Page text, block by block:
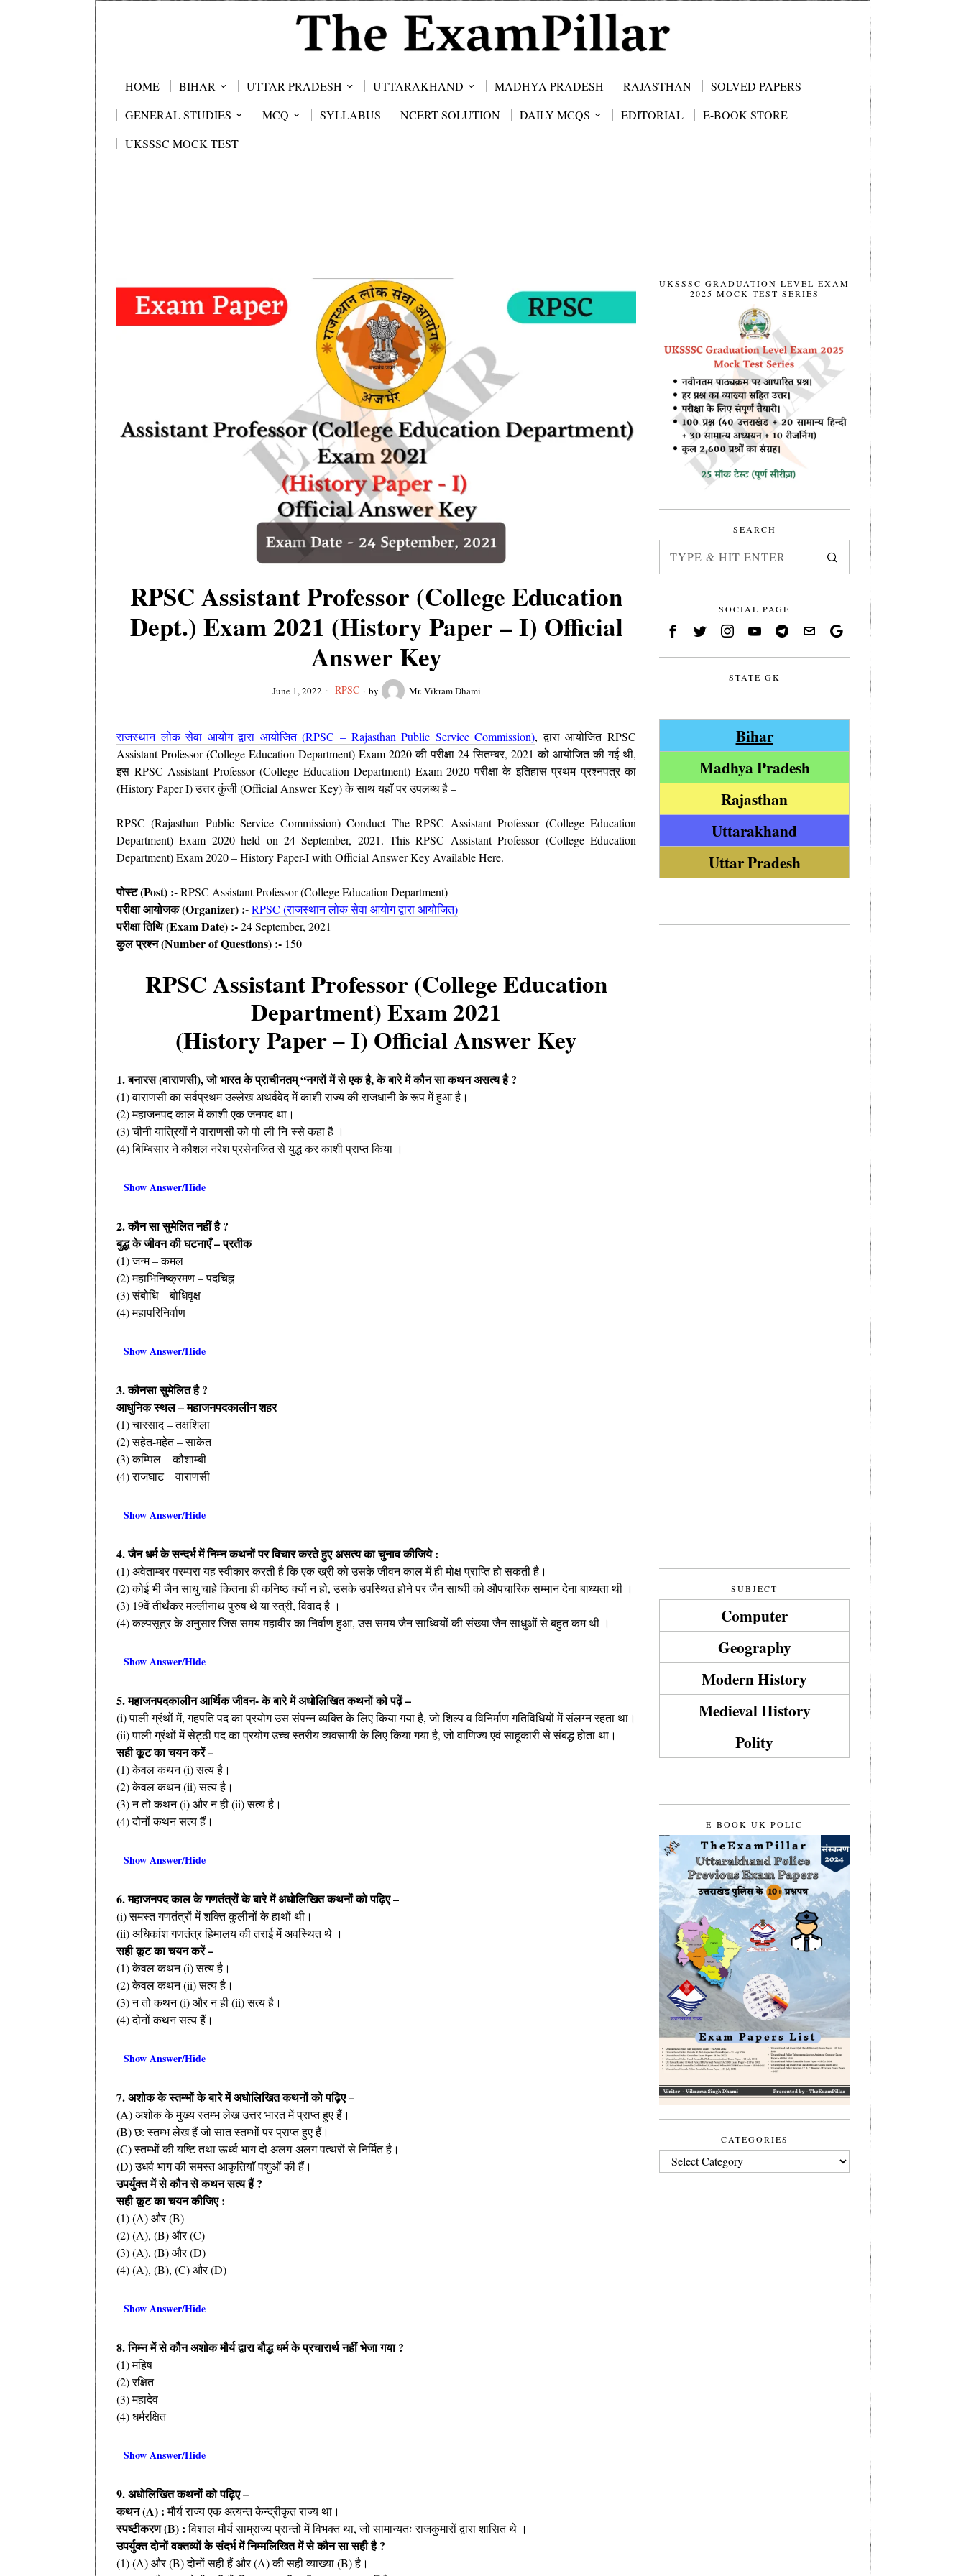
HOME BIHAR UTTAR PRADESH UTTARAKHAND MADHYA PRADESH RAJASTHAN
SOLVED PAPERS
GENERAL STUDIES
MCQ SYLLABUS NCERT SOLUTION DAILY MCQS EDITORIAL
E-BOOK STORE
UKSSSC MOCK TEST
RPSC Assistant Professor (College Education
Dept.) Exam 2021 (History Paper – I) Official
Answer Key
June 1, 2022 RPSC by Mr. Vikram Dhami
राजस्थान लोक सेवा आयोग द्वारा आयोजित (RPSC – Rajasthan Public Service Commission), द्वारा आयोजित RPSC
Assistant Professor (College Education Department) Exam 2020 की परीक्षा 24 सितम्बर, 2021 को आयोजित की गई थी,
इस RPSC Assistant Professor (College Education Department) Exam 2020 परीक्षा के इतिहास प्रथम प्रश्नपत्र का
(History Paper I) उत्तर कुंजी (Official Answer Key) के साथ यहाँ पर उपलब्ध है –
RPSC (Rajasthan Public Service Commission) Conduct The RPSC Assistant Professor (College Education
Department) Exam 2020 held on 24 September, 2021. This RPSC Assistant Professor (College Education
Department) Exam 2020 – History Paper-I with Official Answer Key Available Here.
पोस्ट (Post) :-RPSC Assistant Professor (College Education Department)
परीक्षा आयोजक (Organizer) :-RPSC (राजस्थान लोक सेवा आयोग द्वारा आयोजित)
परीक्षा तिथि (Exam Date) :-24 September, 2021
कुल प्रश्न (Number of Questions) :- 150
RPSC Assistant Professor (College Education
Department) Exam 2021
(History Paper – I) Official Answer Key
1. बनारस (वाराणसी), जो भारत के प्राचीनतम्‌ “नगरों में से एक है, के बारे में कौन सा कथन असत्य है ?
(1) वाराणसी का सर्वप्रथम उल्लेख अथर्ववेद में काशी राज्य की राजधानी के रूप में हुआ है।
(2) महाजनपद काल में काशी एक जनपद था।
(3) चीनी यात्रियों ने वाराणसी को पो-ली-नि-स्से कहा है ।
(4) बिम्बिसार ने कौशल नरेश प्रसेनजित से युद्ध कर काशी प्राप्त किया ।
Show Answer/Hide
2. कौन सा सुमेलित नहीं है ?
बुद्ध के जीवन की घटनाएँ – प्रतीक
(1) जन्म – कमल
(2) महाभिनिष्क्रमण – पदचिह्न
(3) संबोधि – बोधिवृक्ष
(4) महापरिनिर्वाण
Show Answer/Hide
3. कौनसा सुमेलित है ?
आधुनिक स्थल – महाजनपदकालीन शहर
(1) चारसाद – तक्षशिला
(2) सहेत-महेत – साकेत
(3) कम्पिल – कौशाम्बी
(4) राजघाट – वाराणसी
Show Answer/Hide
4. जैन धर्म के सन्दर्भ में निम्न कथनों पर विचार करते हुए असत्य का चुनाव कीजिये :
(1) अवेताम्बर परम्परा यह स्वीकार करती है कि एक ख्री को उसके जीवन काल में ही मोक्ष प्राप्ति हो सकती है।
(2) कोई भी जैन साधु चाहे कितना ही कनिष्ठ क्यों न हो, उसके उपस्थित होने पर जैन साध्वी को औपचारिक सम्मान देना बाध्यता थी ।
(3) 19वें तीर्थंकर मल्लीनाथ पुरुष थे या स्त्री, विवाद है ।
(4) कल्पसूत्र के अनुसार जिस समय महावीर का निर्वाण हुआ, उस समय जैन साध्वियों की संख्या जैन साधुओं से बहुत कम थी ।
Show Answer/Hide
5. महाजनपदकालीन आर्थिक जीवन- के बारे में अधोलिखित कथनों को पढ़ें –
(i) पाली ग्रंथों में, गहपति पद का प्रयोग उस संपन्न व्यक्ति के लिए किया गया है, जो शिल्प व विनिर्माण गतिविधियों में संलग्न रहता था।
(ii) पाली ग्रंथों में सेट्ठी पद का प्रयोग उच्च स्तरीय व्यवसायी के लिए किया गया है, जो वाणिज्य एवं साहूकारी से संबद्ध होता था।
सही कूट का चयन करें –
(1) केवल कथन (i) सत्य है।
(2) केवल कथन (ii) सत्य है।
(3) न तो कथन (i) और न ही (ii) सत्य है।
(4) दोनों कथन सत्य हैं।
Show Answer/Hide
6. महाजनपद काल के गणतंत्रों के बारे में अधोलिखित कथनों को पढ़िए –
(i) समस्त गणतंत्रों में शक्ति कुलीनों के हाथों थी।
(ii) अधिकांश गणतंत्र हिमालय की तराई में अवस्थित थे ।
सही कूट का चयन करें –
(1) केवल कथन (i) सत्य है।
(2) केवल कथन (ii) सत्य है।
(3) न तो कथन (i) और न ही (ii) सत्य है।
(4) दोनों कथन सत्य हैं।
Show Answer/Hide
7. अशोक के स्तम्भों के बारे में अधोलिखित कथनों को पढ़िए –
(A) अशोक के मुख्य स्तम्भ लेख उत्तर भारत में प्राप्त हुए हैं।
(B) छ: स्तम्भ लेख हैं जो सात स्तम्भों पर प्राप्त हुए हैं।
(C) स्तम्भों की यष्टि तथा ऊर्ध्व भाग दो अलग-अलग पत्थरों से निर्मित है।
(D) उधर्व भाग की समस्त आकृतियाँ पशुओं की हैं।
उपर्युक्त में से कौन से कथन सत्य हैं ?
सही कूट का चयन कीजिए :
(1) (A) और (B)
(2) (A), (B) और (C)
(3) (A), (B) और (D)
(4) (A), (B), (C) और (D)
Show Answer/Hide
8. निम्न में से कौन अशोक मौर्य द्वारा बौद्ध धर्म के प्रचारार्थ नहीं भेजा गया ?
(1) महिष
(2) रक्षित
(3) महादेव
(4) धर्मरक्षित
Show Answer/Hide
9. अधोलिखित कथनों को पढ़िए –
कथन (A) :मौर्य राज्य एक अत्यन्त केन्द्रीकृत राज्य था।
स्पष्टीकरण (B) :विशाल मौर्य साम्राज्य प्रान्तों में विभक्त था, जो सामान्यतः राजकुमारों द्वारा शासित थे ।
उपर्युक्त दोनों वक्तव्यों के संदर्भ में निम्मलिखित में से कौन सा सही है ?
(1) (A) और (B) दोनों सही हैं और (A) की सही व्याख्या (B) है।
UKSSSC GRADUATION LEVEL EXAM
2025 MOCK TEST SERIES
SEARCH
SOCIAL PAGE
STATE GK
Bihar
Madhya Pradesh
Rajasthan
Uttarakhand
Uttar Pradesh
SUBJECT
Computer
Geography
Modern History
Medieval History
Polity
E-BOOK UK POLIC
CATEGORIES
CATEGORIES